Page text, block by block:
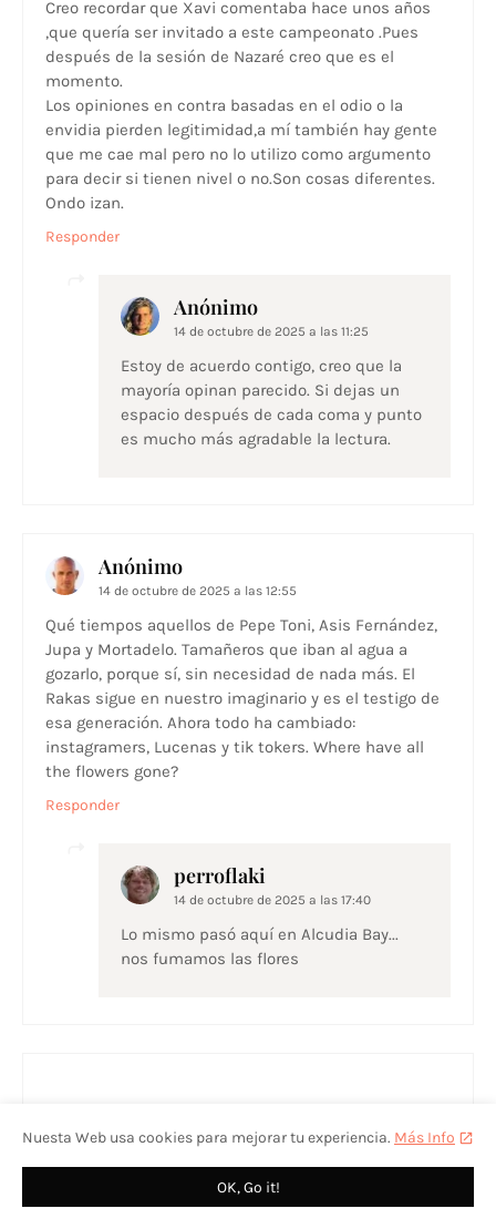
Creo recordar que Xavi comentaba hace unos años
,que quería ser invitado a este campeonato .Pues
después de la sesión de Nazaré creo que es el
momento.
Los opiniones en contra basadas en el odio o la
envidia pierden legitimidad,a mí también hay gente
que me cae mal pero no lo utilizo como argumento
para decir si tienen nivel o no.Son cosas diferentes.
Ondo izan.
Responder
Anónimo
14 de octubre de 2025 a las 11:25
Estoy de acuerdo contigo, creo que la
mayoría opinan parecido. Si dejas un
espacio después de cada coma y punto
es mucho más agradable la lectura.
Anónimo
14 de octubre de 2025 a las 12:55
Qué tiempos aquellos de Pepe Toni, Asis Fernández,
Jupa y Mortadelo. Tamañeros que iban al agua a
gozarlo, porque sí, sin necesidad de nada más. El
Rakas sigue en nuestro imaginario y es el testigo de
esa generación. Ahora todo ha cambiado:
instagramers, Lucenas y tik tokers. Where have all
the flowers gone?
Responder
perroflaki
14 de octubre de 2025 a las 17:40
Lo mismo pasó aquí en Alcudia Bay...
nos fumamos las flores
Nuesta Web usa cookies para mejorar tu experiencia. Más Info
OK, Go it!